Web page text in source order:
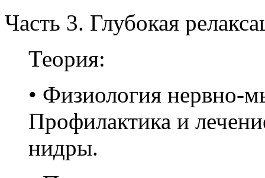
Часть 3. Глубокая
Теория:
• Физиология нервно-
Профилактика и
нидры.